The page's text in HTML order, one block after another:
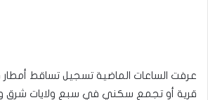
قرية أو تجمع سكني في سبع ولايات شرق